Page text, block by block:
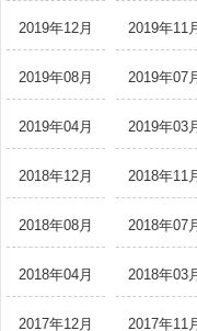
2019年12月 2019年11
2019年08月 2019年07
2019年04月 2019年03
2018年12月 2018年11
2018年08月 2018年07
2018年04月 2018年03
2017年12月 2017年11